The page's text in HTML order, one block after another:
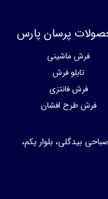
پرسان پارس
فرش ماشینی
تابلو فرش
فرش فانتزی
فرش طرح افشان
بیدگلی، بلوار یکم،